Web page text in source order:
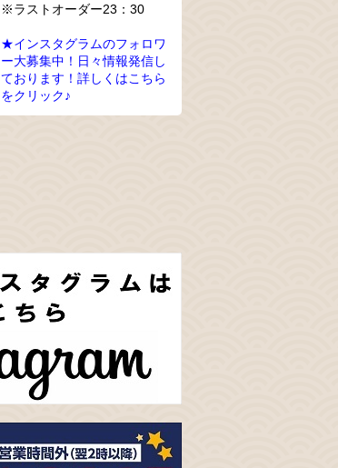
※ラストオーダー23：30
★インスタグラムのフォロワ
ー大募集中！日々情報発信し
ております！詳しくはこちら
をクリック♪